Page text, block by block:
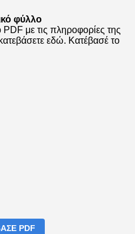
φύλλο
PDF με τις πληροφορίες της
εδώ. Κατέβασέ το
PDF